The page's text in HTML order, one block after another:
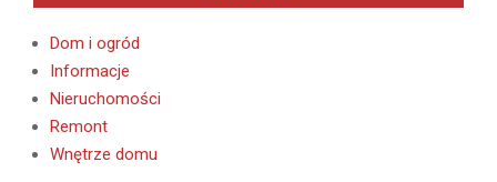
Dom i ogród
Informacje
Nieruchomości
Remont
Wnętrze domu